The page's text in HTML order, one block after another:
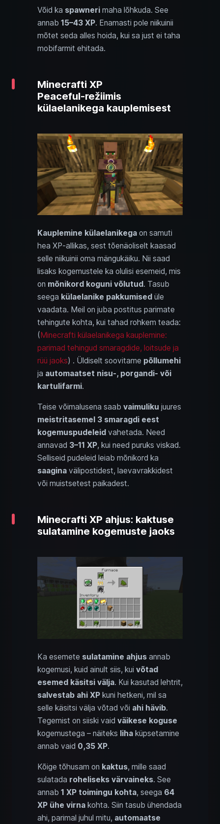
Võid ka spawneri maha lõhkuda. See
annab 15–43 XP. Enamasti pole niikuinii
mõtet seda alles hoida, kui sa just ei taha
mobifarmit ehitada.
Minecrafti XP
Peaceful‑režiimis
külaelanikega kauplemisest
Kauplemine külaelanikega on samuti
hea XP‑allikas, sest tõenäoliselt kaasad
selle niikuinii oma mängukäiku. Nii saad
lisaks kogemustele ka olulisi esemeid, mis
on mõnikord koguni võlutud . Tasub
seega külaelanike pakkumised üle
vaadata. Meil on juba postitus parimate
tehingute kohta, kui tahad rohkem teada:
( Minecrafti külaelanikega kauplemine:
parimad tehingud smaragdide, loitsude ja
rüü jaoks) . Üldiselt soovitame põllumehi
ja automaatset nisu-, porgandi- või
kartulifarmi.
Teise võimalusena saab vaimuliku juures
meistritasemel 3 smaragdi eest
kogemuspudeleid vahetada. Need
annavad 3–11 XP, kui need puruks viskad.
Selliseid pudeleid leiab mõnikord ka
saagina välipostidest, laevavrakkidest
või muistsetest paikadest.
Minecrafti XP ahjus: kaktuse
sulatamine kogemuste jaoks
Ka esemete sulatamine ahjus annab
kogemusi, kuid ainult siis, kui võtad
esemed käsitsi välja. Kui kasutad lehtrit,
salvestab ahi XP kuni hetkeni, mil sa
selle käsitsi välja võtad või ahi hävib.
Tegemist on siiski vaid väikese koguse
kogemustega – näiteks liha küpsetamine
annab vaid 0,35 XP.
Kõige tõhusam on kaktus, mille saad
sulatada roheliseks värvaineks. See
annab 1 XP toimingu kohta, seega 64
XP ühe virna kohta. Siin tasub ühendada
ahi, parimal juhul mitu, automaatse